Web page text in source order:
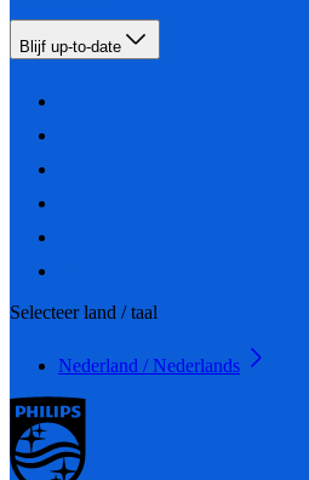
Blijf up-to-date
Selecteer land / taal
Nederland / Nederlands